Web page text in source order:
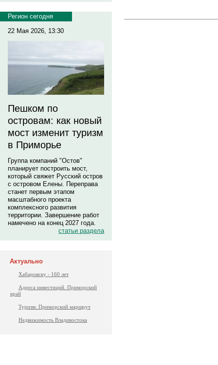
Регион сегодня
22 Мая 2026, 13:30
Пешком по
островам: как новый
мост изменит туризм
в Приморье
Группа компаний "Остов"
планирует построить мост,
который свяжет Русский остров
с островом Елены. Переправа
станет первым этапом
масштабного проекта
комплексного развития
территории. Завершение работ
намечено на конец 2027 года.
статьи раздела
Актуально
Хабаровску - 160 лет
Адреса инвестиций. Приморский
край
Туризм: Приморский маршрут
Недвижимость Владивостока